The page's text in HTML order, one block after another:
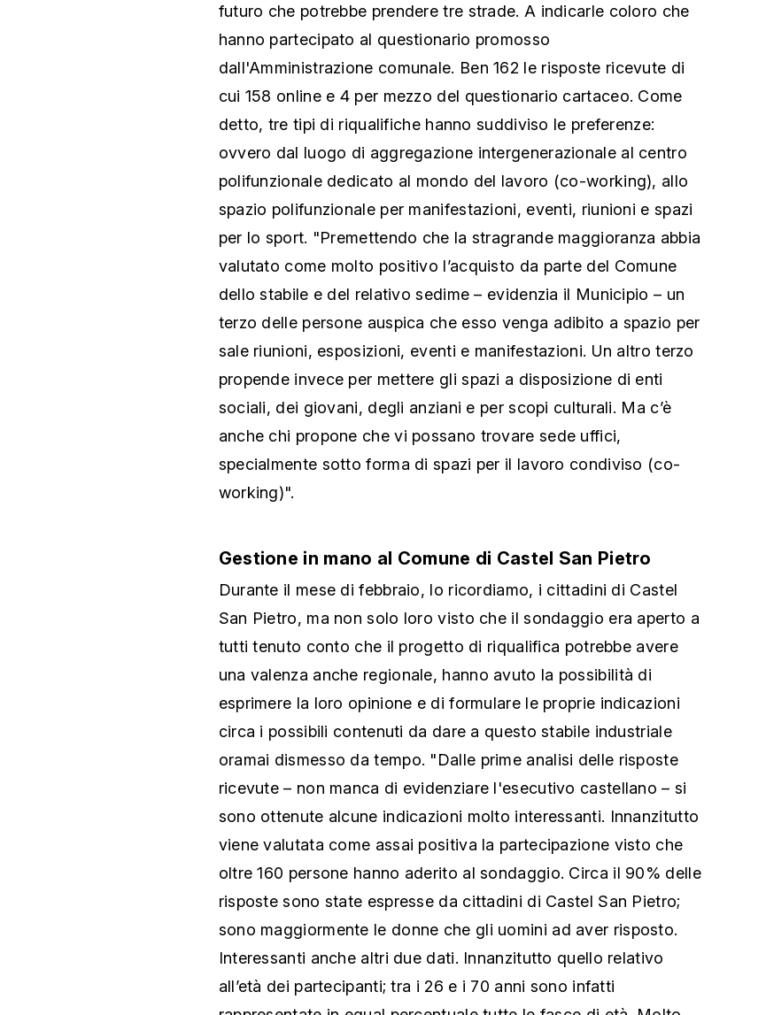
futuro che potrebbe prendere tre strade. A indicarle coloro che
hanno partecipato al questionario promosso
dall'Amministrazione comunale. Ben 162 le risposte ricevute di
cui 158 online e 4 per mezzo del questionario cartaceo. Come
detto, tre tipi di riqualifiche hanno suddiviso le preferenze:
ovvero dal luogo di aggregazione intergenerazionale al centro
polifunzionale dedicato al mondo del lavoro (co-working), allo
spazio polifunzionale per manifestazioni, eventi, riunioni e spazi
per lo sport. "Premettendo che la stragrande maggioranza abbia
valutato come molto positivo l’acquisto da parte del Comune
dello stabile e del relativo sedime – evidenzia il Municipio – un
terzo delle persone auspica che esso venga adibito a spazio per
sale riunioni, esposizioni, eventi e manifestazioni. Un altro terzo
propende invece per mettere gli spazi a disposizione di enti
sociali, dei giovani, degli anziani e per scopi culturali. Ma c’è
anche chi propone che vi possano trovare sede uffici,
specialmente sotto forma di spazi per il lavoro condiviso (co-
working)".
Gestione in mano al Comune di Castel San Pietro
Durante il mese di febbraio, lo ricordiamo, i cittadini di Castel
San Pietro, ma non solo loro visto che il sondaggio era aperto a
tutti tenuto conto che il progetto di riqualifica potrebbe avere
una valenza anche regionale, hanno avuto la possibilità di
esprimere la loro opinione e di formulare le proprie indicazioni
circa i possibili contenuti da dare a questo stabile industriale
oramai dismesso da tempo. "Dalle prime analisi delle risposte
ricevute – non manca di evidenziare l'esecutivo castellano – si
sono ottenute alcune indicazioni molto interessanti. Innanzitutto
viene valutata come assai positiva la partecipazione visto che
oltre 160 persone hanno aderito al sondaggio. Circa il 90% delle
risposte sono state espresse da cittadini di Castel San Pietro;
sono maggiormente le donne che gli uomini ad aver risposto.
Interessanti anche altri due dati. Innanzitutto quello relativo
all’età dei partecipanti; tra i 26 e i 70 anni sono infatti